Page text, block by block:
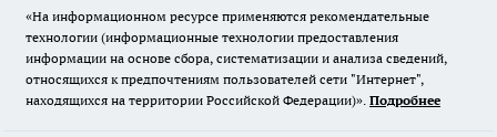
«На информационном ресурсе применяются рекомендательные
технологии (информационные технологии предоставления
информации на основе сбора, систематизации и анализа сведений,
относящихся к предпочтениям пользователей сети "Интернет",
находящихся на территории Российской Федерации)». Подробнее